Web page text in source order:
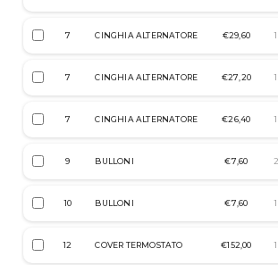
7 CINGHIA ALTERNATORE €29,60
7 CINGHIA ALTERNATORE €27,20
7 CINGHIA ALTERNATORE €26,40
9 BULLONI €7,60
10 BULLONI €7,60
12 COVER TERMOSTATO €152,00